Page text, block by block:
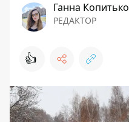
Ганна Копитько
РЕДАКТОР
👍